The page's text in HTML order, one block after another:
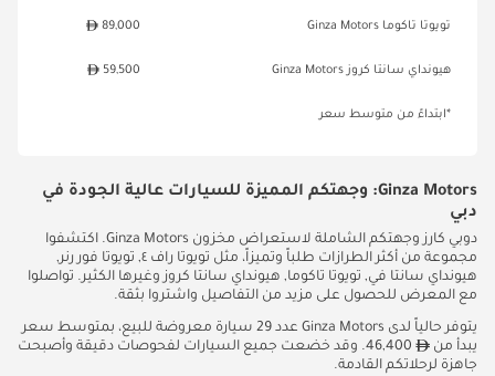
تويوتا تاكوما Ginza Motors 89,000
هيونداي سانتا كروز Ginza Motors 59,500
*ابتداءً من متوسط سعر
Ginza Motors: وجهتكم المميزة للسيارات عالية الجودة في
دبي
دوبي كارز وجهتكم الشاملة لاستعراض مخزون Ginza Motors. اكتشفوا
مجموعة من أكثر الطرازات طلباً وتميزاً، مثل تويوتا راف ٤, تويوتا فور رنر,
هيونداي سانتا في, تويوتا تاكوما, هيونداي سانتا كروز وغيرها الكثير. تواصلوا
مع المعرض للحصول على مزيد من التفاصيل واشتروا بثقة.
يتوفر حالياً لدى Ginza Motors عدد 29 سيارة معروضة للبيع، بمتوسط سعر
يبدأ من
46,400. وقد خضعت جميع السيارات لفحوصات دقيقة وأصبحت
جاهزة لرحلاتكم القادمة.